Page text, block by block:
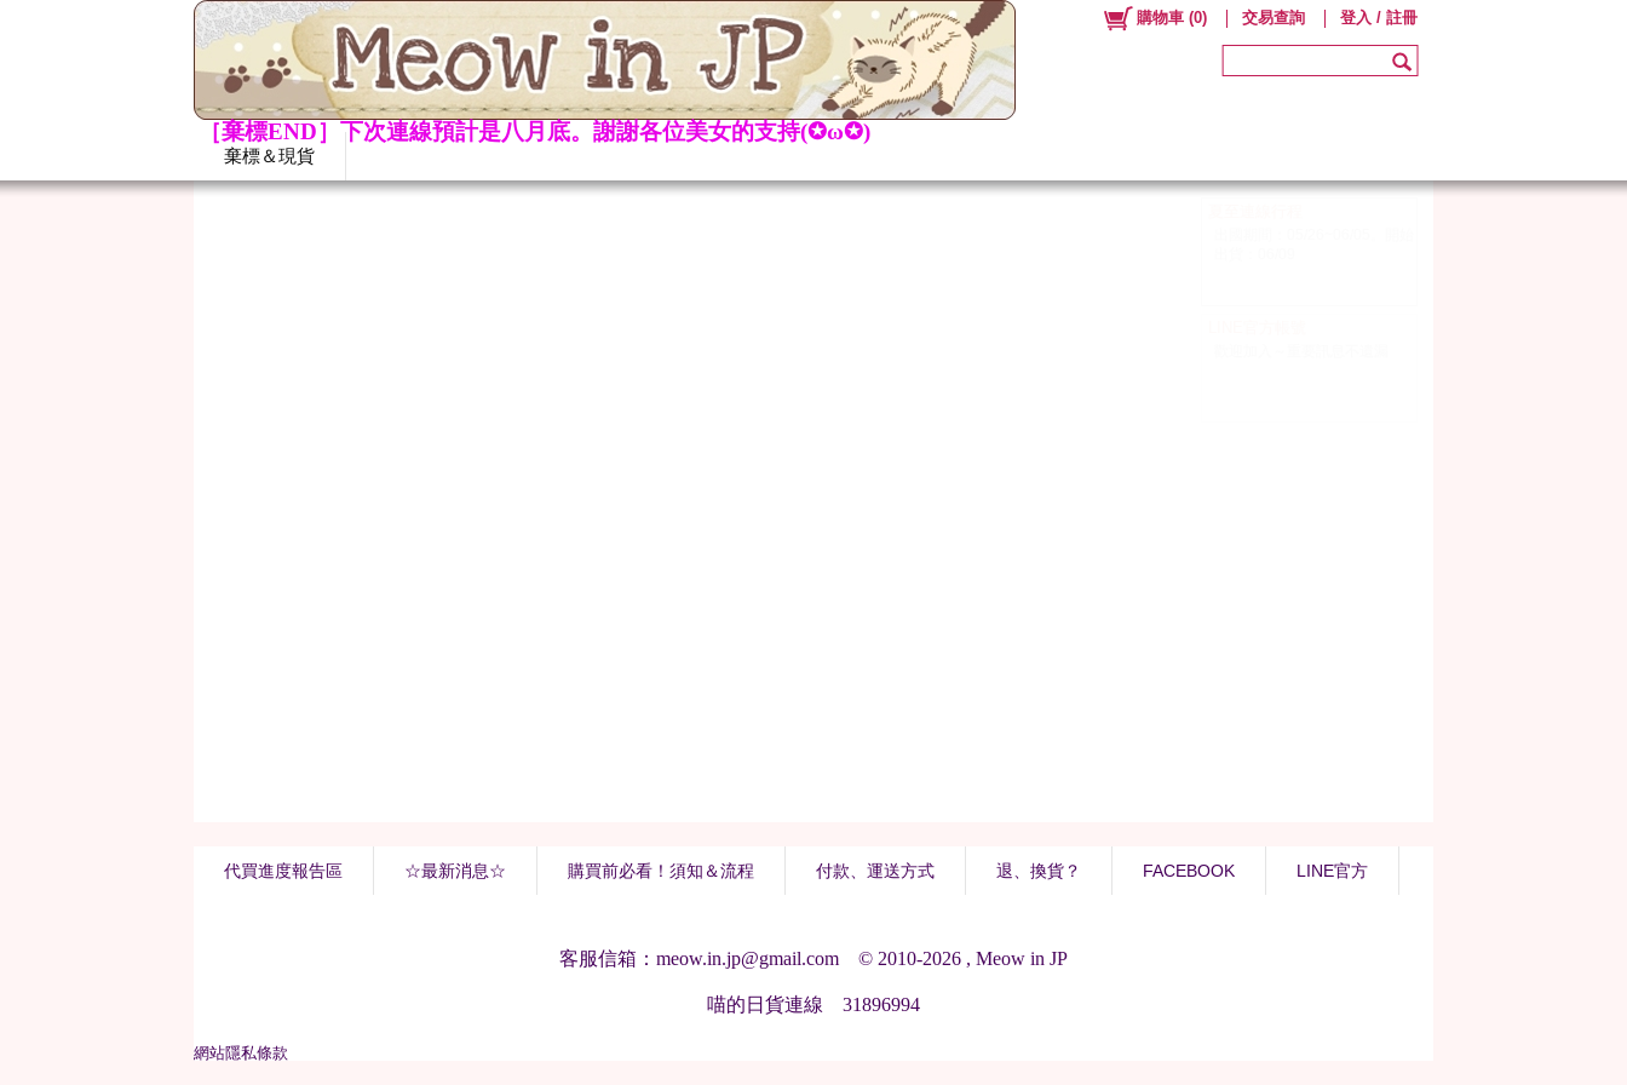
棄標＆現貨
購物車 (0) 交易查詢 登入 / 註冊
代買進度報告區 ☆最新消息☆ 購買前必看！須知＆流程 付款、運送方式 退、換貨？ FACEBOOK LINE官方
客服信箱：meow.in.jp@gmail.com © 2010-2026 , Meow in JP
喵的日貨連線 31896994
網站隱私條款
［棄標END］下次連線預計是八月底。謝謝各位美女的支持(✪ω✪)